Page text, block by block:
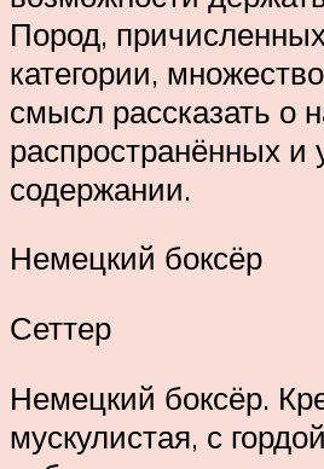
Пород,
категории,
смысл рассказать о
распространённых и
содержании.
Немецкий боксёр
Сеттер
Немецкий боксёр.
мускулистая, с